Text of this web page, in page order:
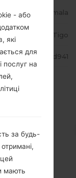
Guatemala
Tigo
- або
які
для
послуг на
за будь-
отримані,
мають